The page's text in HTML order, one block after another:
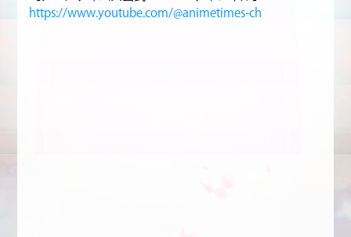
https://www.youtube.com/@animetimes-ch